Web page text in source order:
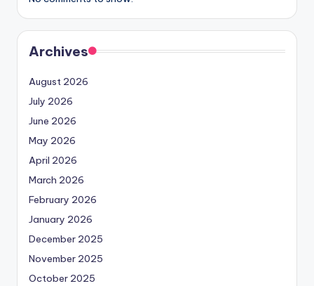
Archives
August 2026
July 2026
June 2026
May 2026
April 2026
March 2026
February 2026
January 2026
December 2025
November 2025
October 2025